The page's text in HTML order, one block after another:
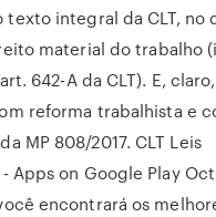
integral da CLT, no
material do trabalho
642-A da CLT). E, claro,
reforma trabalhista e
MP 808/2017. CLT Leis
Apps on Google Play Oct
encontrará os